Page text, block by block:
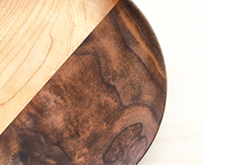
，可選擇「超商條碼／台灣大直營門市／銀行轉
」等通路繳費。
股份有限公司」（以下簡稱本公司）所提供，讓
務購買商品或服務，並由商店將買賣／分期付款
，依約使用本公司帳單繳交帳款。
付你分期」之契約關係目的，商店將以您的個人
址）提供予台灣大哥大進項蒐集、處理及利用，
帳單所需資料之確認、核對及更正。
閱以下連結： https://oppay.tw/userRule
先享後付」後，將跳轉至「AFTEE先享後付」
確認金額後，即可完成結帳。
收到繳費通知簡訊。
天內，點擊此簡訊中的連結，可透過四大超商／
式進行付款，方視為交易完成。
下不需立刻繳費，但若您需要取消訂單，請聯絡
同意取消之訂單仍視為有效，需透過AFTEE先享
先享後付 」之結帳頁面顯示為準，若有關於
消欲退款等相關疑問，請聯繫「AFTEE先享後付
support/home
含以上)免運費
含以上)免運費
星巴克旁) 即日起不提供京站紙袋，取件時
紙袋可現場詢問